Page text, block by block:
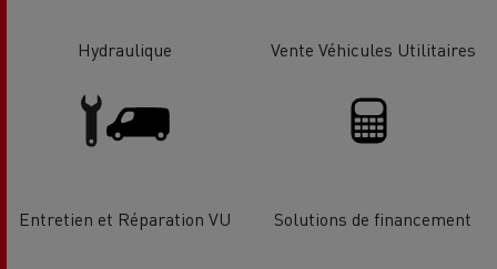
Hydraulique Vente Véhicules Utilitaires
Entretien et Réparation VU Solutions de financement